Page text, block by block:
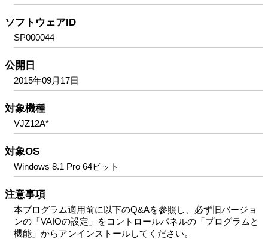
ソフトウェアID
SP000044
公開日
2015年09月17日
対象機種
VJZ12A*
対象OS
Windows 8.1 Pro 64ビット
注意事項
本プログラム適用前に以下のQ&Aを参照し、必ず旧バージョ
ンの「VAIOの設定」をコントロールパネルの「プログラムと
機能」からアンインストールしてください。